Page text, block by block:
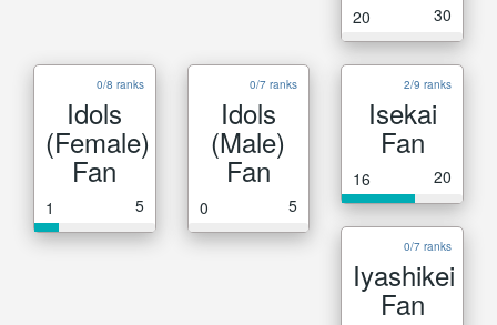
20 30
0/8 ranks
Idols
(Female)
Fan
1 5
0/7 ranks
Idols
(Male)
Fan
0 5
2/9 ranks
Isekai
Fan
16 20
0/7 ranks
Iyashikei
Fan